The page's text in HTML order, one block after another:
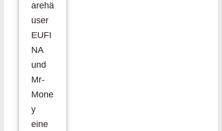
arehä
user
EUFI
NA
und
Mr-
Mone
y
eine